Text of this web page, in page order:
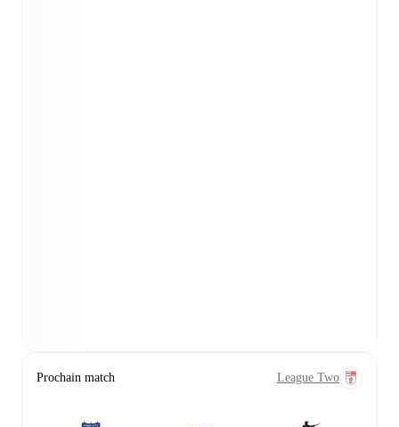
Prochain match League Two